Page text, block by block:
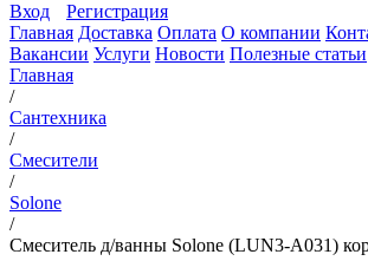
Вход
Регистрация
Главная Доставка Оплата О компании
Вакансии Услуги Новости Полезные статьи
Главная
/
Сантехника
/
Смесители
/
Solone
/
Смеситель д/ванны Solone (LUN3-A031)